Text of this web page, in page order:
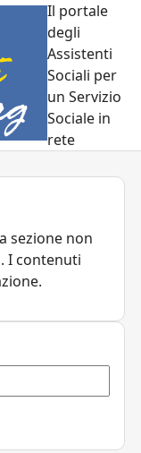
Il portale
degli
Assistenti
Sociali per
un Servizio
Sociale in
rete
sezione non
I contenuti